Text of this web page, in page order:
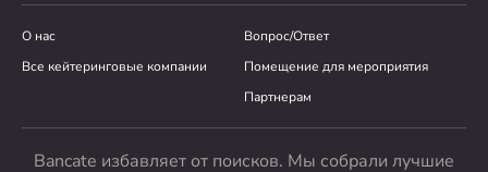
О нас
Вопрос/Ответ
Все кейтеринговые компании
Помещение для мероприятия
Партнерам
Bancate избавляет от поисков. Мы собрали лучшие